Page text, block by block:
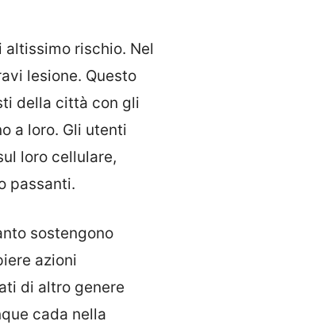
rischio. Nel
lesione. Questo
della città con gli
a loro. Gli utenti
loro cellulare,
passanti.
sostengono
azioni
di altro genere
cada nella